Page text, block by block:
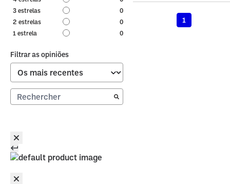
3 estrelas
0
2 estrelas
0
1 estrela 0
Filtrar as opiniões
1